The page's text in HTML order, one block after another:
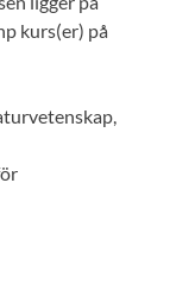
kurs(er) på